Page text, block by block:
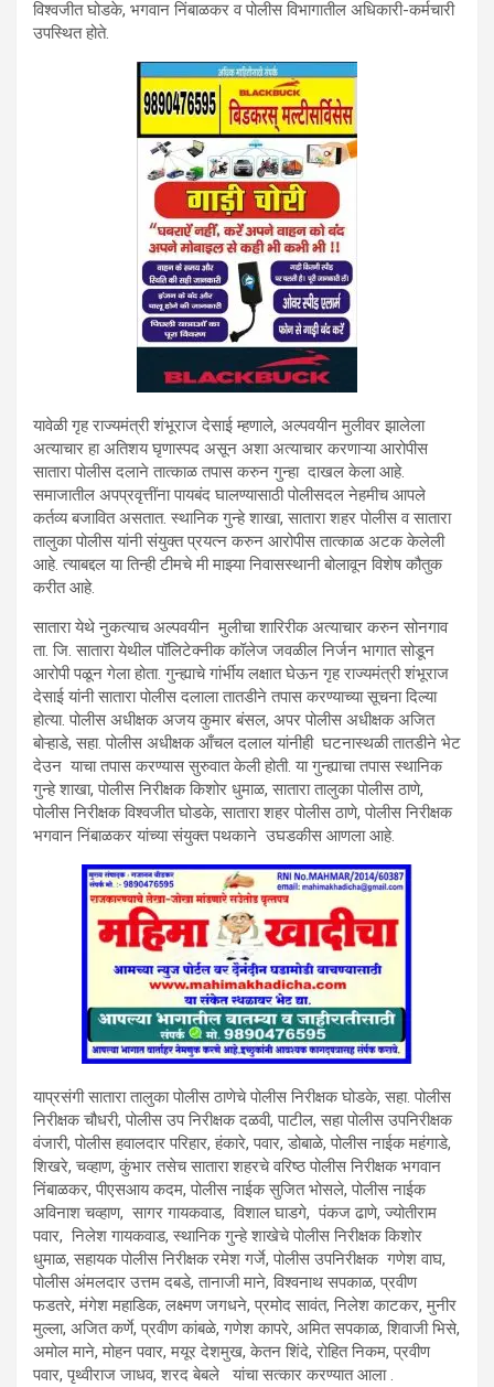
विश्वजीत घोडके, भगवान निंबाळकर व पोलीस विभागातील अधिकारी-कर्मचारी
उपस्थित होते.
यावेळी गृह राज्यमंत्री शंभूराज देसाई म्हणाले, अल्पवयीन मुलीवर झालेला
अत्याचार हा अतिशय घृणास्पद असून अशा अत्याचार करणाऱ्या आरोपीस
सातारा पोलीस दलाने तात्काळ तपास करुन गुन्हा दाखल केला आहे.
समाजातील अपप्रवृत्तींना पायबंद घालण्यासाठी पोलीसदल नेहमीच आपले
कर्तव्य बजावित असतात. स्थानिक गुन्हे शाखा, सातारा शहर पोलीस व सातारा
तालुका पोलीस यांनी संयुक्त प्रयत्न करुन आरोपीस तात्काळ अटक केलेली
आहे. त्याबद्दल या तिन्ही टीमचे मी माझ्या निवासस्थानी बोलावून विशेष कौतुक
करीत आहे.
सातारा येथे नुकत्याच अल्पवयीन मुलीचा शारिरीक अत्याचार करुन सोनगाव
ता. जि. सातारा येथील पॉलिटेक्नीक कॉलेज जवळील निर्जन भागात सोडून
आरोपी पळून गेला होता. गुन्ह्याचे गांर्भीय लक्षात घेऊन गृह राज्यमंत्री शंभूराज
देसाई यांनी सातारा पोलीस दलाला तातडीने तपास करण्याच्या सूचना दिल्या
होत्या. पोलीस अधीक्षक अजय कुमार बंसल, अपर पोलीस अधीक्षक अजित
बोऱ्हाडे, सहा. पोलीस अधीक्षक आँचल दलाल यांनीही घटनास्थळी तातडीने भेट
देउन याचा तपास करण्यास सुरुवात केली होती. या गुन्ह्याचा तपास स्थानिक
गुन्हे शाखा, पोलीस निरीक्षक किशोर धुमाळ, सातारा तालुका पोलीस ठाणे,
पोलीस निरीक्षक विश्वजीत घोडके, सातारा शहर पोलीस ठाणे, पोलीस निरीक्षक
भगवान निंबाळकर यांच्या संयुक्त पथकाने उघडकीस आणला आहे.
याप्रसंगी सातारा तालुका पोलीस ठाणेचे पोलीस निरीक्षक घोडके, सहा. पोलीस
निरीक्षक चौधरी, पोलीस उप निरीक्षक दळवी, पाटील, सहा पोलीस उपनिरीक्षक
वंजारी, पोलीस हवालदार परिहार, हंकारे, पवार, डोबाळे, पोलीस नाईक महंगाडे,
शिखरे, चव्हाण, कुंभार तसेच सातारा शहरचे वरिष्ठ पोलीस निरीक्षक भगवान
निंबाळकर, पीएसआय कदम, पोलीस नाईक सुजित भोसले, पोलीस नाईक
अविनाश चव्हाण, सागर गायकवाड, विशाल घाडगे, पंकज ढाणे, ज्योतीराम
पवार, निलेश गायकवाड, स्थानिक गुन्हे शाखेचे पोलीस निरीक्षक किशोर
धुमाळ, सहायक पोलीस निरीक्षक रमेश गर्जे, पोलीस उपनिरीक्षक गणेश वाघ,
पोलीस अंमलदार उत्तम दबडे, तानाजी माने, विश्वनाथ सपकाळ, प्रवीण
फडतरे, मंगेश महाडिक, लक्ष्मण जगधने, प्रमोद सावंत, निलेश काटकर, मुनीर
मुल्ला, अजित कर्णे, प्रवीण कांबळे, गणेश कापरे, अमित सपकाळ, शिवाजी भिसे,
अमोल माने, मोहन पवार, मयूर देशमुख, केतन शिंदे, रोहित निकम, प्रवीण
पवार, पृथ्वीराज जाधव, शरद बेबले यांचा सत्कार करण्यात आला .